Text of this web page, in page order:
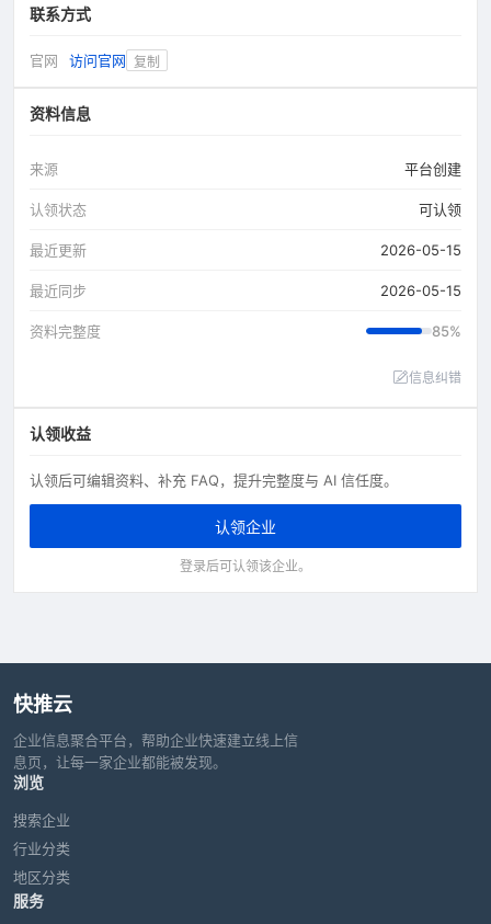
联系方式
官网 访问官网 复制
资料信息
来源 平台创建
认领状态 可认领
最近更新 2026-05-15
最近同步 2026-05-15
资料完整度 85%
信息纠错
认领收益
认领后可编辑资料、补充 FAQ，提升完整度与 AI 信任度。
认领企业
登录后可认领该企业。
快推云
企业信息聚合平台，帮助企业快速建立线上信
息页，让每一家企业都能被发现。
浏览
搜索企业
行业分类
地区分类
服务